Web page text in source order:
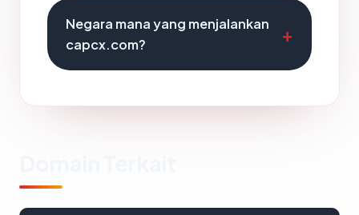
Negara mana yang menjalankan
capcx.com?